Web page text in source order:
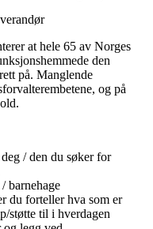
at hele 65 av Norges
den
på. Manglende
og på
/ den du søker for
barnehage
du forteller hva som er
støtte til i hverdagen